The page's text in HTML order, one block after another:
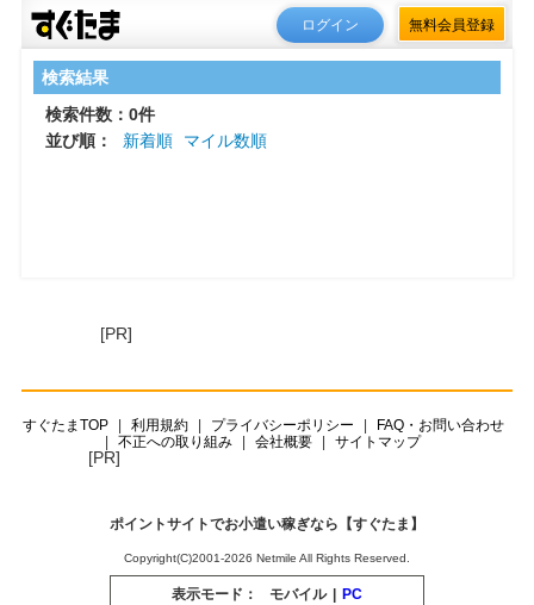
ログイン 無料会員登録
検索結果
検索件数：0件
並び順：
新着順 マイル数順
[PR]
すぐたまTOP 利用規約 プライバシーポリシー
FAQ・お問い合わせ
不正への取り組み
会社概要 サイトマップ
[PR]
ポイントサイトでお小遣い稼ぎなら【すぐたま】
Copyright(C)2001-2026 Netmile All Rights Reserved.
表示モード： モバイル PC